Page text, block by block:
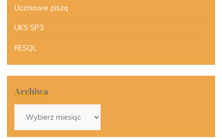
Uczniowie piszą
UKS SP3
RESQL
Archiwa